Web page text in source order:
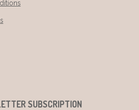
SUBSCRIPTION